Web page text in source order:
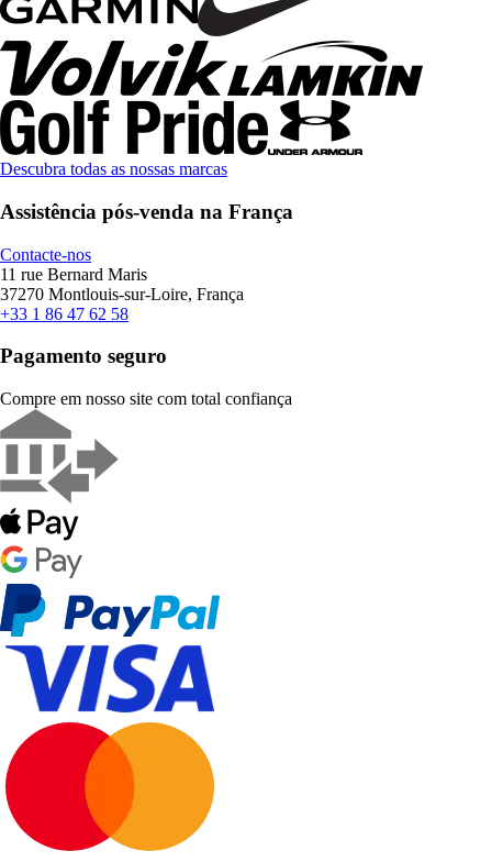
Descubra todas as nossas marcas
Assistência pós-venda na França
Contacte-nos
11 rue Bernard Maris
37270 Montlouis-sur-Loire, França
+33 1 86 47 62 58
Pagamento seguro
Compre em nosso site com total confiança